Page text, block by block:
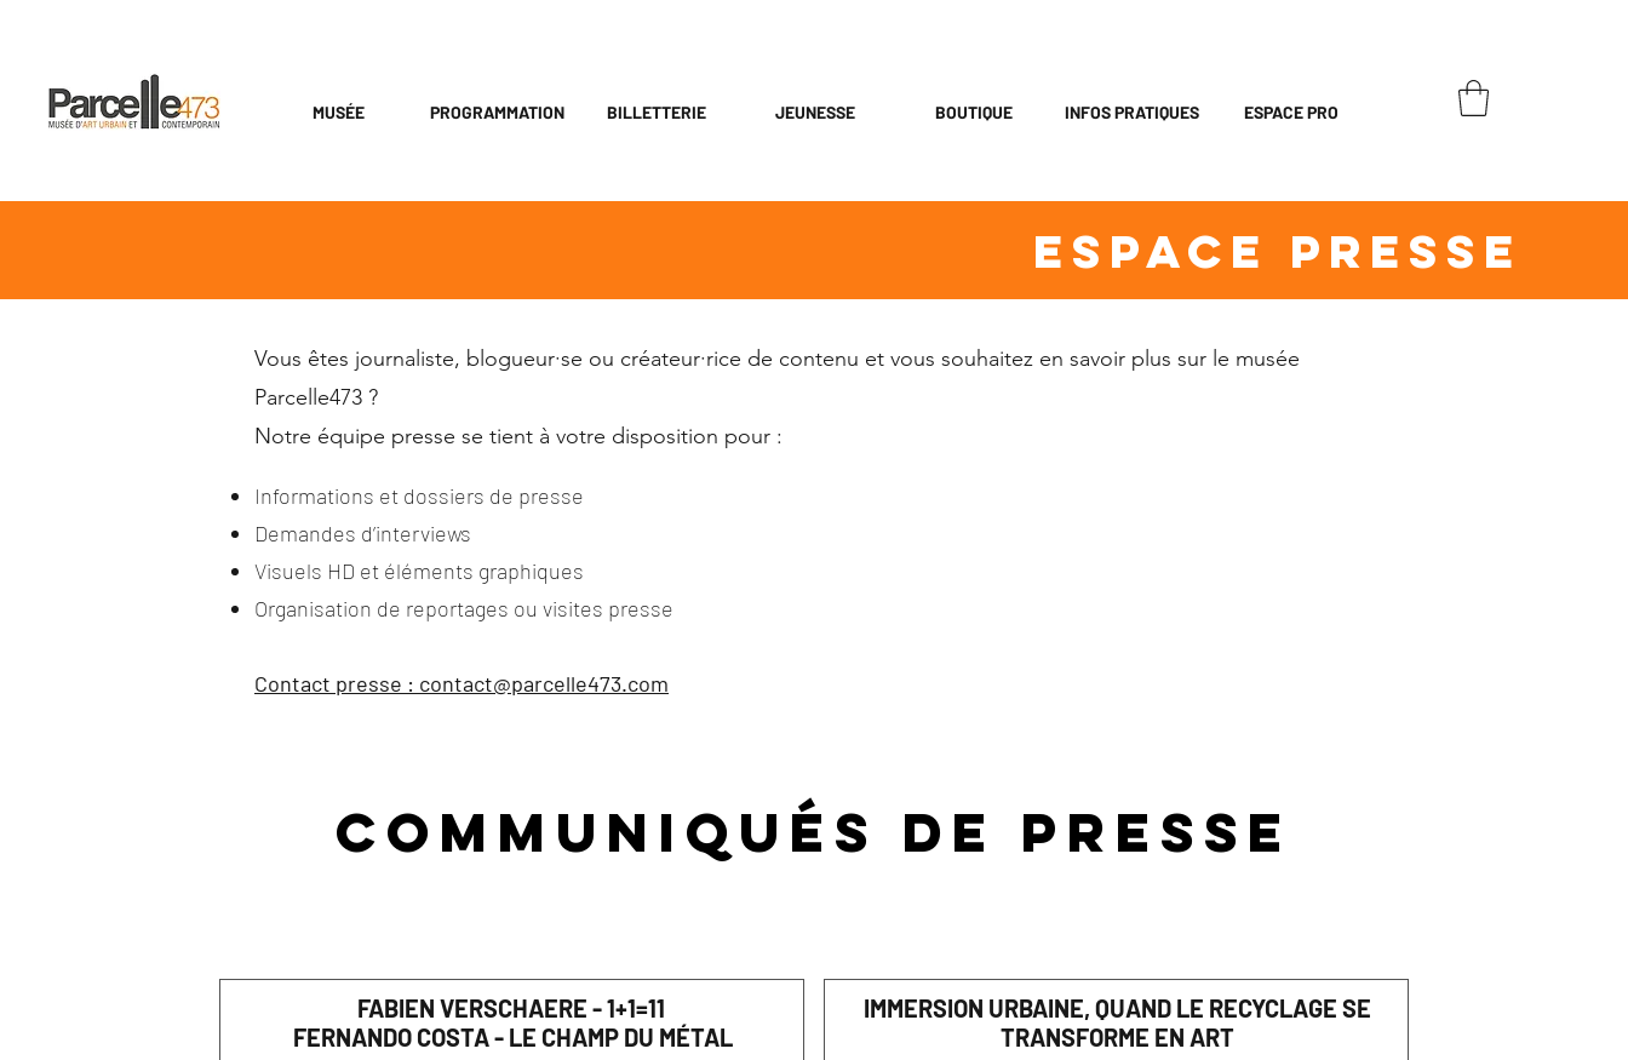
MUSÉE PROGRAMMATION BILLETTERIE JEUNESSE BOUTIQUE INFOS PRATIQUES ESPACE PRO
ESPACE PRESSE
Vous êtes journaliste, blogueur·se ou créateur·rice de contenu et vous souhaitez en savoir plus sur le musée
Parcelle473 ?
Notre équipe presse se tient à votre disposition pour :
Informations et dossiers de presse
Demandes d’interviews
Visuels HD et éléments graphiques
Organisation de reportages ou visites presse
Contact presse : contact@parcelle473.com
COMMUNIQUÉS DE PRESSE
FABIEN VERSCHAERE - 1+1=11
FERNANDO COSTA - LE CHAMP DU MÉTAL
IMMERSION URBAINE, QUAND LE RECYCLAGE SE
TRANSFORME EN ART